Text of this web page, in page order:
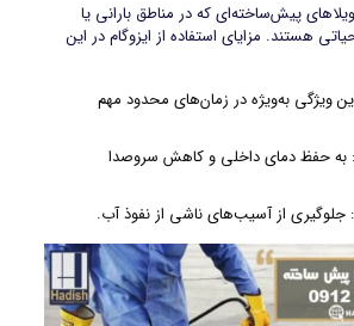
ویلاهای پیش‌ساخته‌ای که در مناطق بارانی یا
هستند. مزایای استفاده از ایزوگام در این
ویژگی به‌ویژه در زمان‌های محدود مهم
: به حفظ دمای داخلی و کاهش سروصدا
: جلوگیری از آسیب‌های ناشی از نفوذ آب.